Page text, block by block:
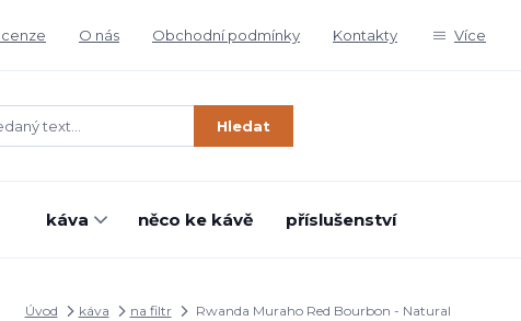
O nás Obchodní podmínky Kontakty Více
Hledat
káva něco ke kávě příslušenství
Úvod káva na filtr Rwanda Muraho Red Bourbon - Natural